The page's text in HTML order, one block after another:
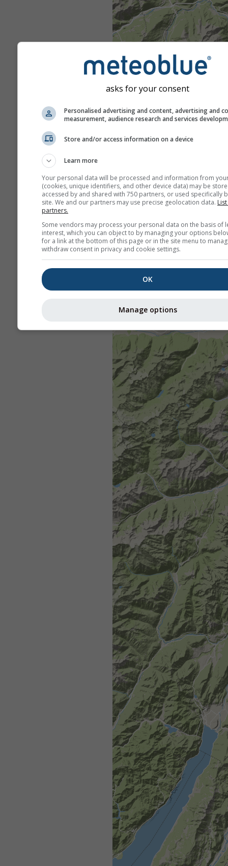
asks for your consent
Personalised advertising and content, advertising and
measurement, audience research and services
Store and/or access information on a device
Learn more
Your personal data will be processed and information from
(cookies, unique identifiers, and other device data) may be
accessed by and shared with 750 partners, or used specifically
site. We and our partners may use precise geolocation data.
partners.
Some vendors may process your personal data on the basis of
interest, which you can object to by managing your options
for a link at the bottom of this page or in the site menu to
withdraw consent in privacy and cookie settings.
OK
Manage options